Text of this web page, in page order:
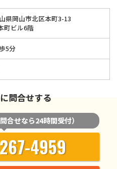
うにしっかりとサポートさせ
県岡山市北区本町3-13
町ビル6階
5分
問合せする
問合せなら24時間受付）
4959